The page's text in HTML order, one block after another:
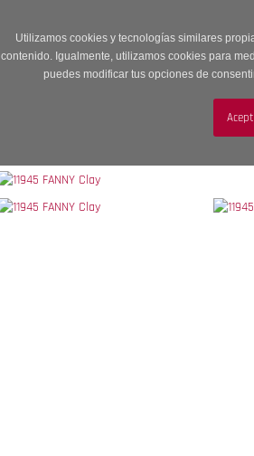
Utilizamos cookies y tecnologías similares
contenido. Igualmente, utilizamos cookies para
puedes modificar tus opciones de
MUJER